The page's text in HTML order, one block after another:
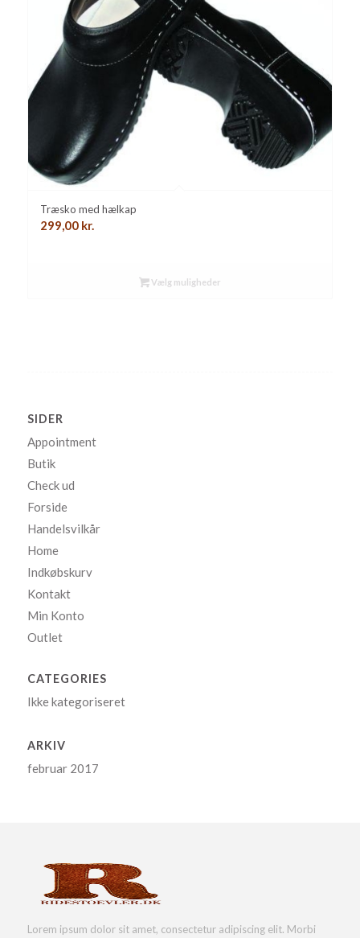
Træsko med hælkap
299,00 kr.
Vælg muligheder
SIDER
Appointment
Butik
Check ud
Forside
Handelsvilkår
Home
Indkøbskurv
Kontakt
Min Konto
Outlet
CATEGORIES
Ikke kategoriseret
ARKIV
februar 2017
Lorem ipsum dolor sit amet, consectetur adipiscing elit. Morbi